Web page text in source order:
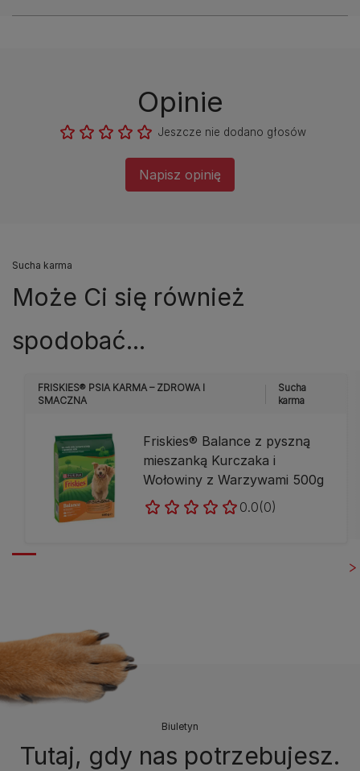
Opinie
Jeszcze nie dodano głosów
Napisz opinię
Sucha karma
Może Ci się również
spodobać...
FRISKIES® PSIA KARMA – ZDROWA I
SMACZNA
Sucha
karma
Friskies® Balance z pyszną
mieszanką Kurczaka i
Wołowiny z Warzywami 500g
0.0(0)
Biuletyn
Tutaj, gdy nas potrzebujesz.